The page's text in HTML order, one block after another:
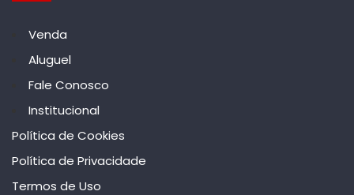
Venda
Aluguel
Fale Conosco
Institucional
Política de Cookies
Política de Privacidade
Termos de Uso